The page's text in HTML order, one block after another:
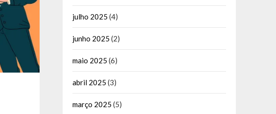
julho 2025 (4)
junho 2025 (2)
maio 2025 (6)
abril 2025 (3)
março 2025 (5)